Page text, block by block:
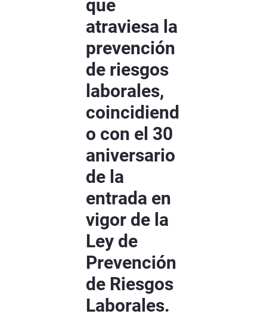
que
atraviesa la
prevención
de riesgos
laborales,
coincidiend
o con el 30
aniversario
de la
entrada en
vigor de la
Ley de
Prevención
de Riesgos
Laborales.